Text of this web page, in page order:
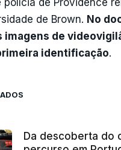
polícia de Providence
de Brown. No
imagens de
identificação.
Da descoberta do